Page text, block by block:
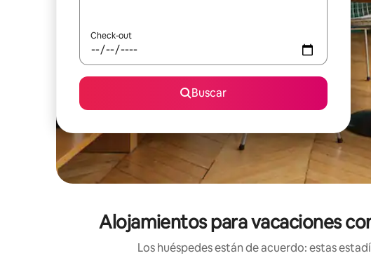
Check-out
Buscar
Alojamientos para vacaciones
Los huéspedes están de acuerdo: estas